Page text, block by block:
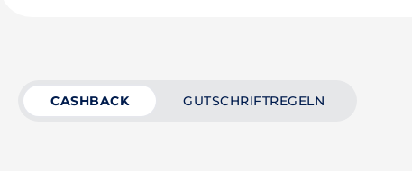
CASHBACK GUTSCHRIFTREGELN